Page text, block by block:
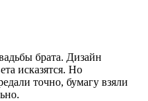
брата. Дизайн
исказятся. Но
точно, бумагу взяли